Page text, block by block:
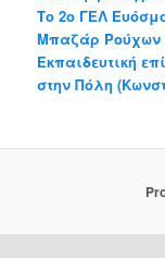
Το 2o ΓΕΛ
Μπαζάρ Ρούχων
Εκπαιδευτική
στην Πόλη